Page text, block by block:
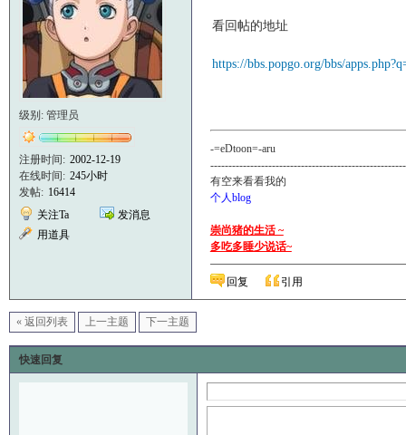
级别: 管理员
注册时间: 2002-12-19
在线时间: 245小时
发帖: 16414
关注Ta
发消息
用道具
看回帖的地址
https://bbs.popgo.org/bbs/
-=eDtoon=-aru
有空来看看我的
个人blog
崇尚猪的生活 ~
多吃多睡少说话~
回复 引用
« 返回列表 上一主题 下一主题
快速回复